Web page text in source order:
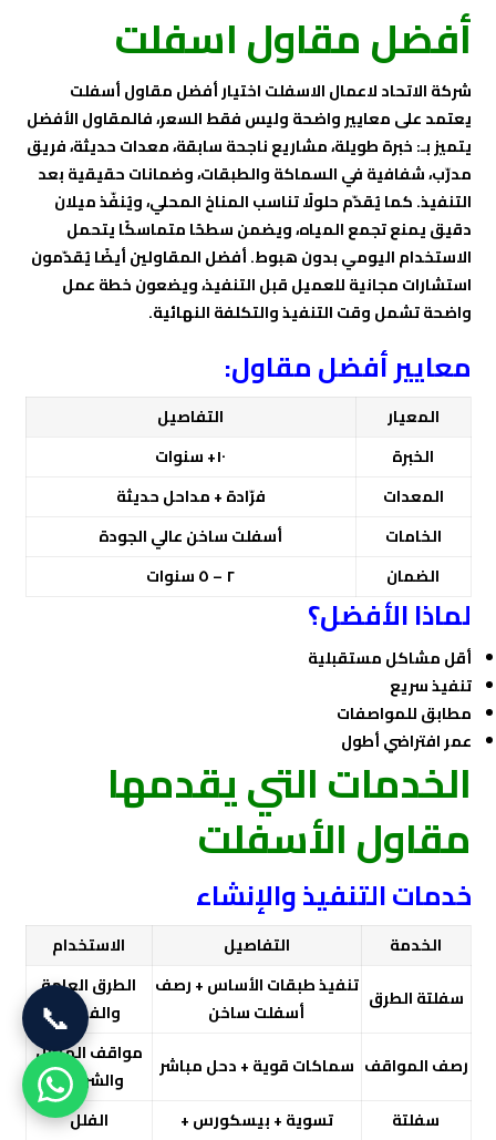
أفضل مقاول اسفلت
شركة الاتحاد لاعمال الاسفلتاختيار أفضل مقاول أسفلت
يعتمد على معايير واضحة وليس فقط السعر، فالمقاول الأفضل
يتميز بـ: خبرة طويلة، مشاريع ناجحة سابقة، معدات حديثة، فريق
مدرّب، شفافية في السماكة والطبقات، وضمانات حقيقية بعد
التنفيذ. كما يُقدّم حلولًا تناسب المناخ المحلي، ويُنفّذ ميلان
دقيق يمنع تجمع المياه، ويضمن سطحًا متماسكًا يتحمل
الاستخدام اليومي بدون هبوط. أفضل المقاولين أيضًا يُقدّمون
استشارات مجانية للعميل قبل التنفيذ، ويضعون خطة عمل
واضحة تشمل وقت التنفيذ والتكلفة النهائية.
معايير أفضل مقاول:
المعيار
التفاصيل
الخبرة
١٠+ سنوات
المعدات
فرّادة + مداحل حديثة
الخامات
أسفلت ساخن عالي الجودة
الضمان
٢ – ٥ سنوات
لماذا الأفضل؟
أقل مشاكل مستقبلية
تنفيذ سريع
مطابق للمواصفات
عمر افتراضي أطول
الخدمات التي يقدمها
مقاول الأسفلت
خدمات التنفيذ والإنشاء
الخدمة التفاصيل
الاستخدام
سفلتة الطرق تنفيذ طبقات الأساس + رصف
أسفلت ساخن
الطرق العامة
والفرعية
رصف المواقف سماكات قوية + دحل مباشر
مواقف المنازل
والشركات
سفلتة
تسوية + بيسكورس +
الفلل
📞